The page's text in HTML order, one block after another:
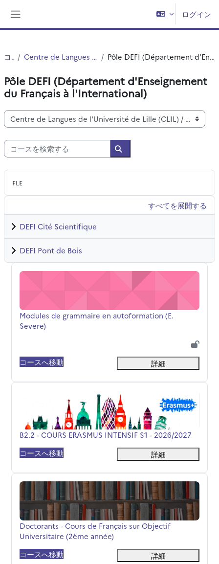
ログイン
コース Centre de Langues de l'Université de Lille (CLIL) Pôle DEFI (Département d'Enseignement du Français à l'International)
Pôle DEFI (Département d'Enseignement
du Français à l'International)
コースカテゴリ
コースを検索する
コースを検索する
FLE
すべてを展開する
DEFI Cité Scientifique
DEFI Pont de Bois
Modules de grammaire en autoformation (E. Severe)
コース名
Modules de grammaire en autoformation (E.
Severe)
コースへ移動 詳細
B2.2 - COURS ERASMUS INTENSIF S1 - 2026/2027
コース名
B2.2 - COURS ERASMUS INTENSIF S1 - 2026/2027
コースへ移動
詳細
Doctorants - Cours de Français sur Objectif Universitaire
コース名
Doctorants - Cours de Français sur Objectif
Universitaire (2ème année)
コースへ移動
詳細